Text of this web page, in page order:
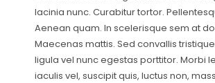
lacinia nunc. Curabitur tortor.
Aenean quam. In scelerisque sem at
Maecenas mattis. Sed convallis
ligula vel nunc egestas porttitor. Morbi
iaculis vel, suscipit quis, luctus non,